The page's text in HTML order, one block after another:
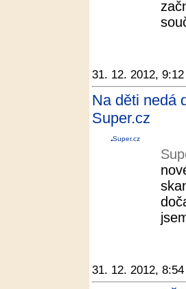
31. 12. 2012, 9:12
Na děti nedá
Super.cz
Super.cz
31. 12. 2012, 8:54